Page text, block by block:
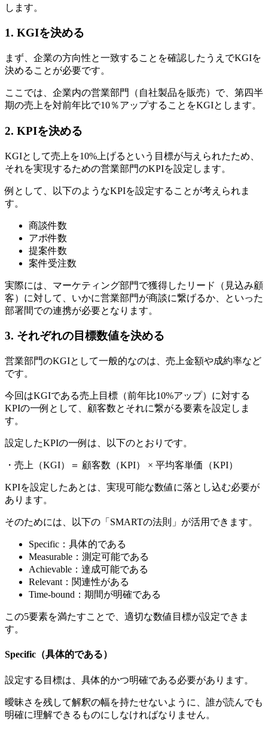
します。
1. KGIを決める
まず、企業の方向性と一致することを確認したうえでKGIを
決めることが必要です。
ここでは、企業内の営業部門（自社製品を販売）で、第四半
期の売上を対前年比で10％アップすることをKGIとします。
2. KPIを決める
KGIとして売上を10%上げるという目標が与えられたため、
それを実現するための営業部門のKPIを設定します。
例として、以下のようなKPIを設定することが考えられま
す。
商談件数
アポ件数
提案件数
案件受注数
実際には、マーケティング部門で獲得したリード（見込み顧
客）に対して、いかに営業部門が商談に繋げるか、といった
部署間での連携が必要となります。
3. それぞれの目標数値を決める
営業部門のKGIとして一般的なのは、売上金額や成約率など
です。
今回はKGIである売上目標（前年比10%アップ）に対する
KPIの一例として、顧客数とそれに繋がる要素を設定しま
す。
設定したKPIの一例は、以下のとおりです。
・売上（KGI）＝ 顧客数（KPI） × 平均客単価（KPI）
KPIを設定したあとは、実現可能な数値に落とし込む必要が
あります。
そのためには、以下の「SMARTの法則」が活用できます。
Specific：具体的である
Measurable：測定可能である
Achievable：達成可能である
Relevant：関連性がある
Time-bound：期間が明確である
この5要素を満たすことで、適切な数値目標が設定できま
す。
Specific（具体的である）
設定する目標は、具体的かつ明確である必要があります。
曖昧さを残して解釈の幅を持たせないように、誰が読んでも
明確に理解できるものにしなければなりません。